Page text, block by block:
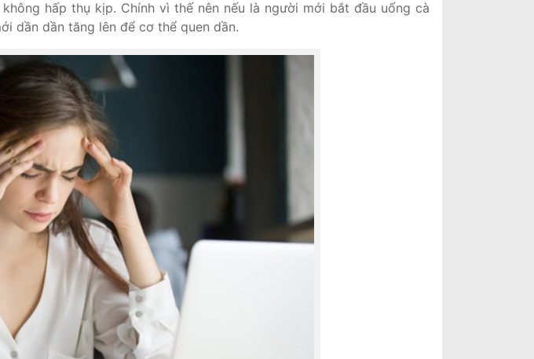
hấp thụ kịp. Chính vì thế nên nếu là người mới bắt đầu uống cà
dần dần tăng lên để cơ thể quen dần.